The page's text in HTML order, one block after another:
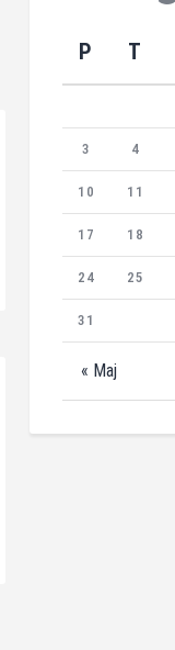
P T
« Maj
3 4
10 11
17 18
24 25
31